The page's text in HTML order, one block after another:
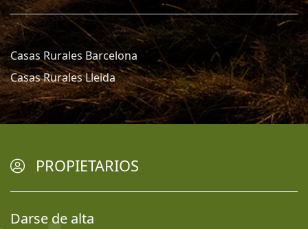
Casas Rurales Barcelona
Casas Rurales Lleida
PROPIETARIOS
Darse de alta